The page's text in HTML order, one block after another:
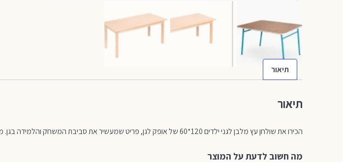
תיאור
תיאור
הכירו את שולחן עץ מלבן לגני ילדים 120*60 של אופק לגן, פריט שמעשיר את סביבת המשחק והלמידה בגן. משלב פונקציונליות, סדר ואסתטיקה, ומסייע לארגון המרחב בגן בצורה נוחה ובטוחה.
מה חשוב לדעת על המוצר